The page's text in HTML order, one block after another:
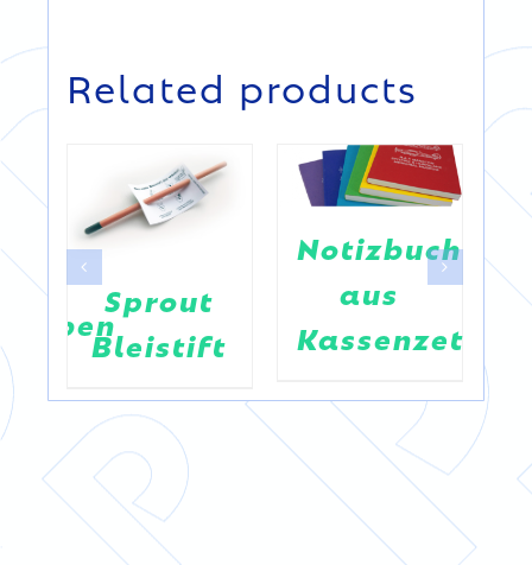
Related products
DETAILS
Sprout
Bleistift
Notizbuch
aus
Kassenzetteln